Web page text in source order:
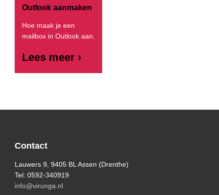
Outlook aanmaken
Hoe maak je een
mailbox in Outlook aan.
Lees meer ›
FooterContact
Lauwers 9, 9405 BL Assen (Drenthe)
Tel: 0592-340919
info@virunga.nl